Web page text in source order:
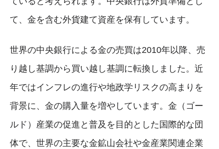
て、金を含む外貨建て資産を保有しています。
世界の中央銀行による金の売買は2010年以降、売
り越し基調から買い越し基調に転換しました。近
年ではインフレの進行や地政学リスクの高まりを
背景に、金の購入量を増やしています。金（ゴー
ルド）産業の促進と普及を目的とした国際的な団
体で、世界の主要な金鉱山会社や金産業関連企業